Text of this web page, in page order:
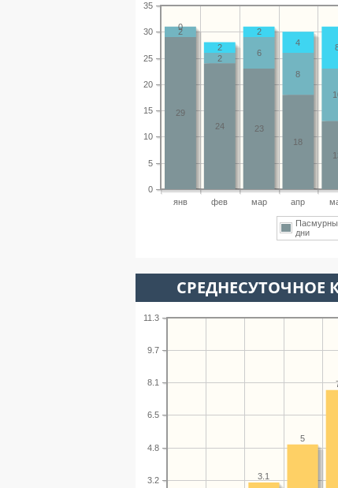
янв фев мар апр
0
5
10
15
20
25
30
35
18
23
24
29
8
6
2
2
4
2
2
0
дни
СРЕДНЕСУТОЧНОЕ
3.2
4.8
6.5
8.1
9.7
11.3
5
3.1